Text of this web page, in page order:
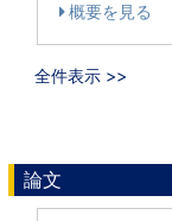
概要を見る
全件表示 >>
論文